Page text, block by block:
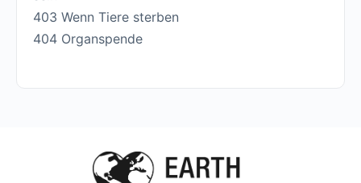
403 Wenn Tiere sterben
404 Organspende